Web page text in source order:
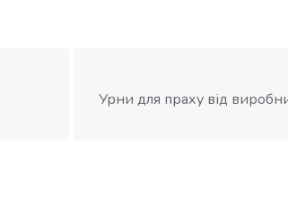
Урни для праху від